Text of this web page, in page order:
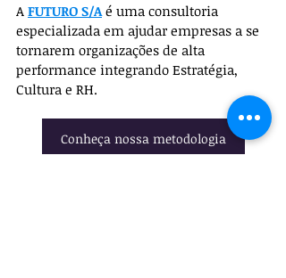
A FUTURO S/A é uma consultoria
especializada em ajudar empresas a se
tornarem organizações de alta
performance integrando Estratégia,
Cultura e RH.
Conheça nossa metodologia